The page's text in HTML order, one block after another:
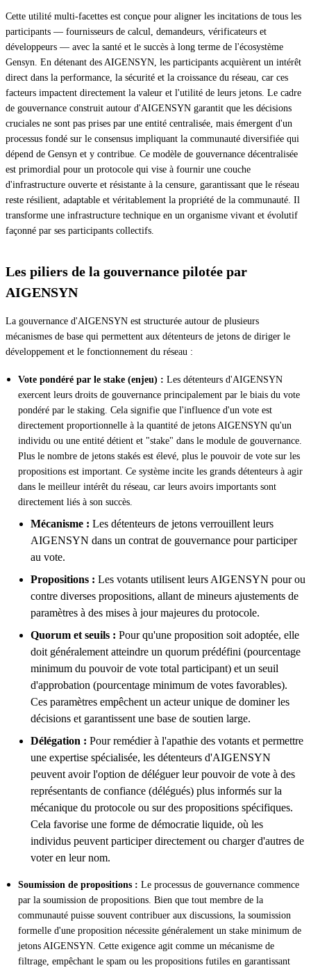
Cette utilité multi-facettes est conçue pour aligner les incitations de tous les
participants — fournisseurs de calcul, demandeurs, vérificateurs et
développeurs — avec la santé et le succès à long terme de l'écosystème
Gensyn. En détenant des AIGENSYN, les participants acquièrent un intérêt
direct dans la performance, la sécurité et la croissance du réseau, car ces
facteurs impactent directement la valeur et l'utilité de leurs jetons. Le cadre
de gouvernance construit autour d'AIGENSYN garantit que les décisions
cruciales ne sont pas prises par une entité centralisée, mais émergent d'un
processus fondé sur le consensus impliquant la communauté diversifiée qui
dépend de Gensyn et y contribue. Ce modèle de gouvernance décentralisée
est primordial pour un protocole qui vise à fournir une couche
d'infrastructure ouverte et résistante à la censure, garantissant que le réseau
reste résilient, adaptable et véritablement la propriété de la communauté. Il
transforme une infrastructure technique en un organisme vivant et évolutif
façonné par ses participants collectifs.
Les piliers de la gouvernance pilotée par
AIGENSYN
La gouvernance d'AIGENSYN est structurée autour de plusieurs
mécanismes de base qui permettent aux détenteurs de jetons de diriger le
développement et le fonctionnement du réseau :
Vote pondéré par le stake (enjeu) : Les détenteurs d'AIGENSYN
exercent leurs droits de gouvernance principalement par le biais du vote
pondéré par le staking. Cela signifie que l'influence d'un vote est
directement proportionnelle à la quantité de jetons AIGENSYN qu'un
individu ou une entité détient et "stake" dans le module de gouvernance.
Plus le nombre de jetons stakés est élevé, plus le pouvoir de vote sur les
propositions est important. Ce système incite les grands détenteurs à agir
dans le meilleur intérêt du réseau, car leurs avoirs importants sont
directement liés à son succès.
Mécanisme : Les détenteurs de jetons verrouillent leurs
AIGENSYN dans un contrat de gouvernance pour participer
au vote.
Propositions : Les votants utilisent leurs AIGENSYN pour ou
contre diverses propositions, allant de mineurs ajustements de
paramètres à des mises à jour majeures du protocole.
Quorum et seuils : Pour qu'une proposition soit adoptée, elle
doit généralement atteindre un quorum prédéfini (pourcentage
minimum du pouvoir de vote total participant) et un seuil
d'approbation (pourcentage minimum de votes favorables).
Ces paramètres empêchent un acteur unique de dominer les
décisions et garantissent une base de soutien large.
Délégation : Pour remédier à l'apathie des votants et permettre
une expertise spécialisée, les détenteurs d'AIGENSYN
peuvent avoir l'option de déléguer leur pouvoir de vote à des
représentants de confiance (délégués) plus informés sur la
mécanique du protocole ou sur des propositions spécifiques.
Cela favorise une forme de démocratie liquide, où les
individus peuvent participer directement ou charger d'autres de
voter en leur nom.
Soumission de propositions : Le processus de gouvernance commence
par la soumission de propositions. Bien que tout membre de la
communauté puisse souvent contribuer aux discussions, la soumission
formelle d'une proposition nécessite généralement un stake minimum de
jetons AIGENSYN. Cette exigence agit comme un mécanisme de
filtrage, empêchant le spam ou les propositions futiles en garantissant